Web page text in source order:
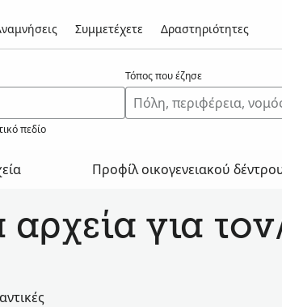
Συμμετέχετε Δραστηριότητες
πεδίο
Τόπος που έζησε
Προφίλ οικογενειακού
για